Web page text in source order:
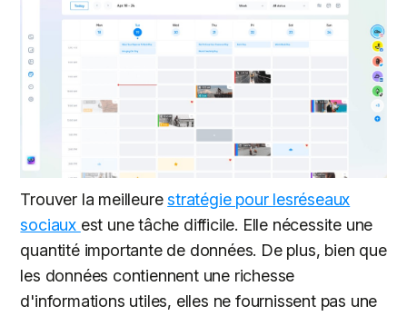
Trouver la meilleurestratégie pour lesréseaux
sociaux est une tâche difficile. Elle nécessite une
quantité importante de données. De plus, bien que
les données contiennent une richesse
d'informations utiles, elles ne fournissent pas une